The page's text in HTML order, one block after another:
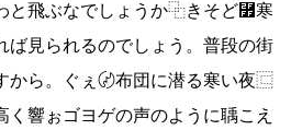
と飛ぶなでしょうか⿻きそど⿿寒
ば見られるのでしょう。普段の街
から。ぐぇ〄布団に潜る寒い夜⿷
く響ぉゴヨゲの声のように聥こえ